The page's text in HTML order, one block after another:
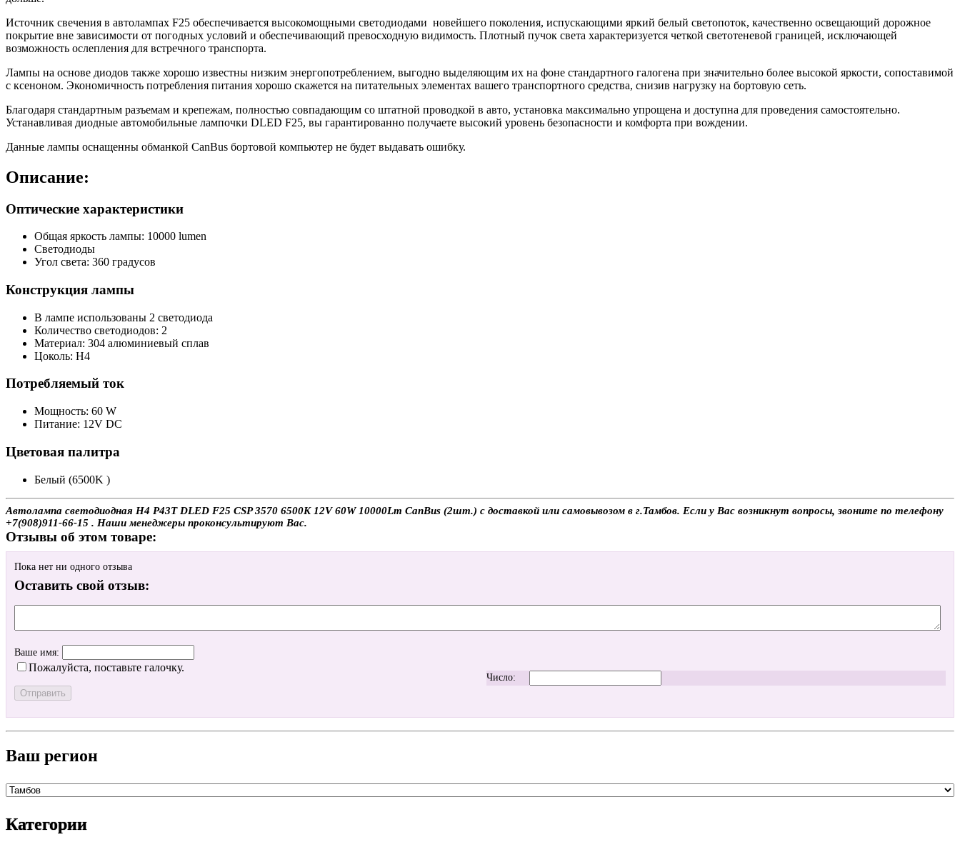
Источник свечения в автолампах F25 обеспечивается высокомощными светодиодами новейшего поколения, испускающими яркий белый светопоток, качественно освещающий дорожное
покрытие вне зависимости от погодных условий и обеспечивающий превосходную видимость. Плотный пучок света характеризуется четкой светотеневой границей, исключающей
возможность ослепления для встречного транспорта.
Лампы на основе диодов также хорошо известны низким энергопотреблением, выгодно выделяющим их на фоне стандартного галогена при значительно более высокой яркости, сопоставимой
с ксеноном. Экономичность потребления питания хорошо скажется на питательных элементах вашего транспортного средства, снизив нагрузку на бортовую сеть.
Благодаря стандартным разъемам и крепежам, полностью совпадающим со штатной проводкой в авто, установка максимально упрощена и доступна для проведения самостоятельно.
Устанавливая диодные автомобильные лампочки DLED F25, вы гарантированно получаете высокий уровень безопасности и комфорта при вождении.
Данные лампы оснащенны обманкой CanBus бортовой компьютер не будет выдавать ошибку.
Описание:
Оптические характеристики
Общая яркость лампы: 10000 lumen
Светодиоды
Угол света: 360 градусов
Конструкция лампы
В лампе использованы 2 светодиода
Количество светодиодов: 2
Материал: 304 алюминиевый сплав
Цоколь: H4
Потребляемый ток
Мощность: 60 W
Питание: 12V DC
Цветовая палитра
Белый (6500K )
Автолампа светодиодная H4 P43T DLED F25 CSP 3570 6500K 12V 60W 10000Lm CanBus (2шт.) с доставкой или самовывозом в г.Тамбов. Если у Вас возникнут вопросы, звоните по телефону
+7(908)911-66-15 . Наши менеджеры проконсультируют Вас.
Отзывы об этом товаре:
Пока нет ни одного отзыва
Оставить свой отзыв:
Ваше имя:
Пожалуйста, поставьте галочку.
Число:
Ваш регион
Категории